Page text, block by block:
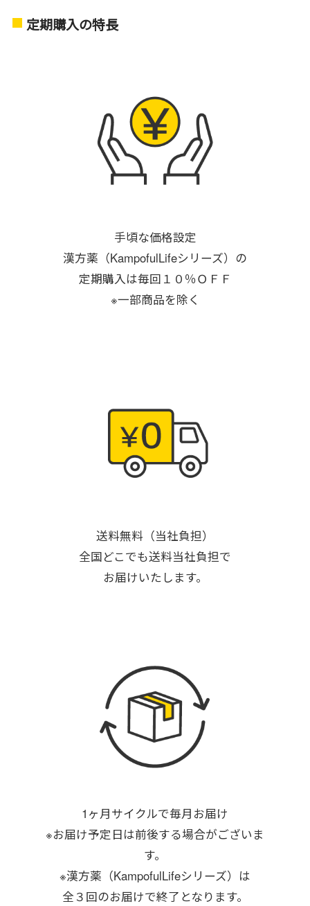
定期購入の特長
手頃な価格設定
漢方薬（KampofulLifeシリーズ）の
定期購入は毎回１０％ＯＦＦ
※一部商品を除く
送料無料（当社負担）
全国どこでも送料当社負担で
お届けいたします。
1ヶ月サイクルで毎月お届け
※お届け予定日は前後する場合がございま
す。
※漢方薬（KampofulLifeシリーズ）は
全３回のお届けで終了となります。